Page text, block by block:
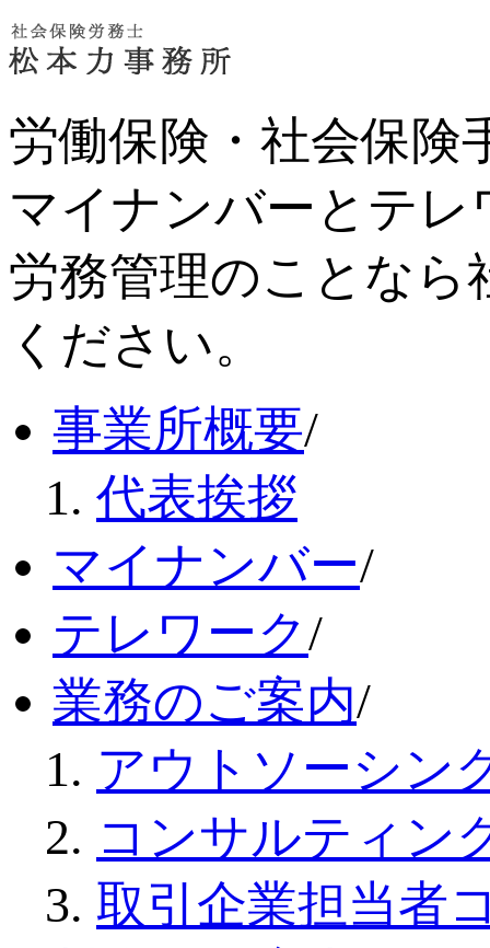
労働保険・社会保険
マイナンバーとテ
労務管理のことなら
ください。
事業所概要/
代表挨拶
マイナンバー/
テレワーク/
業務のご案内/
アウトソーシン
コンサルティン
取引企業担当者